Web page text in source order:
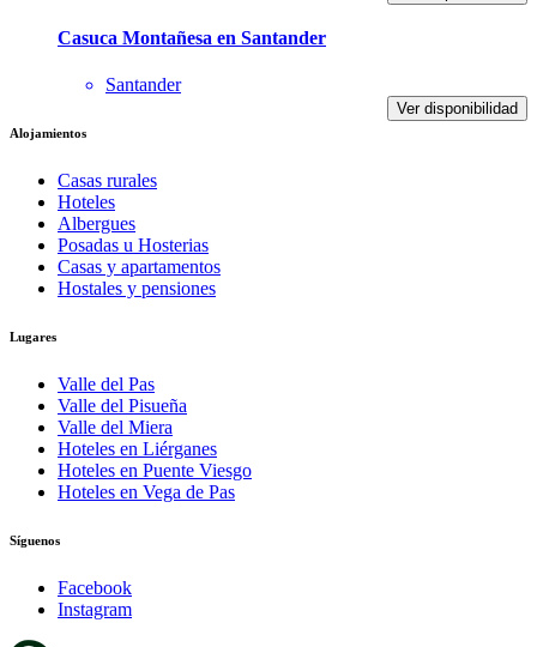
Casuca Montañesa en Santander
Santander
Ver disponibilidad
Alojamientos
Casas rurales
Hoteles
Albergues
Posadas u Hosterias
Casas y apartamentos
Hostales y pensiones
Lugares
Valle del Pas
Valle del Pisueña
Valle del Miera
Hoteles en Liérganes
Hoteles en Puente Viesgo
Hoteles en Vega de Pas
Síguenos
Facebook
Instagram